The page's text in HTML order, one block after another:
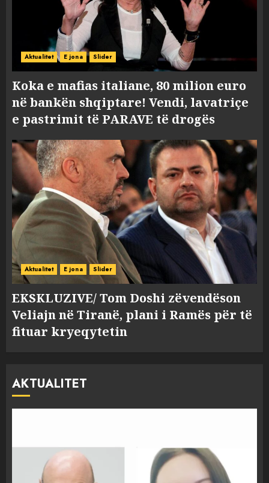
Aktualitet E jona Slider
Koka e mafias italiane, 80 milion euro
në bankën shqiptare! Vendi, lavatriçe
e pastrimit të PARAVE të drogës
Aktualitet E jona Slider
EKSKLUZIVE/ Tom Doshi zëvendëson
Veliajn në Tiranë, plani i Ramës për të
fituar kryeqytetin
AKTUALITET